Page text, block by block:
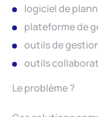
logiciel de
plateforme de
outils de
outils
Le problème ?